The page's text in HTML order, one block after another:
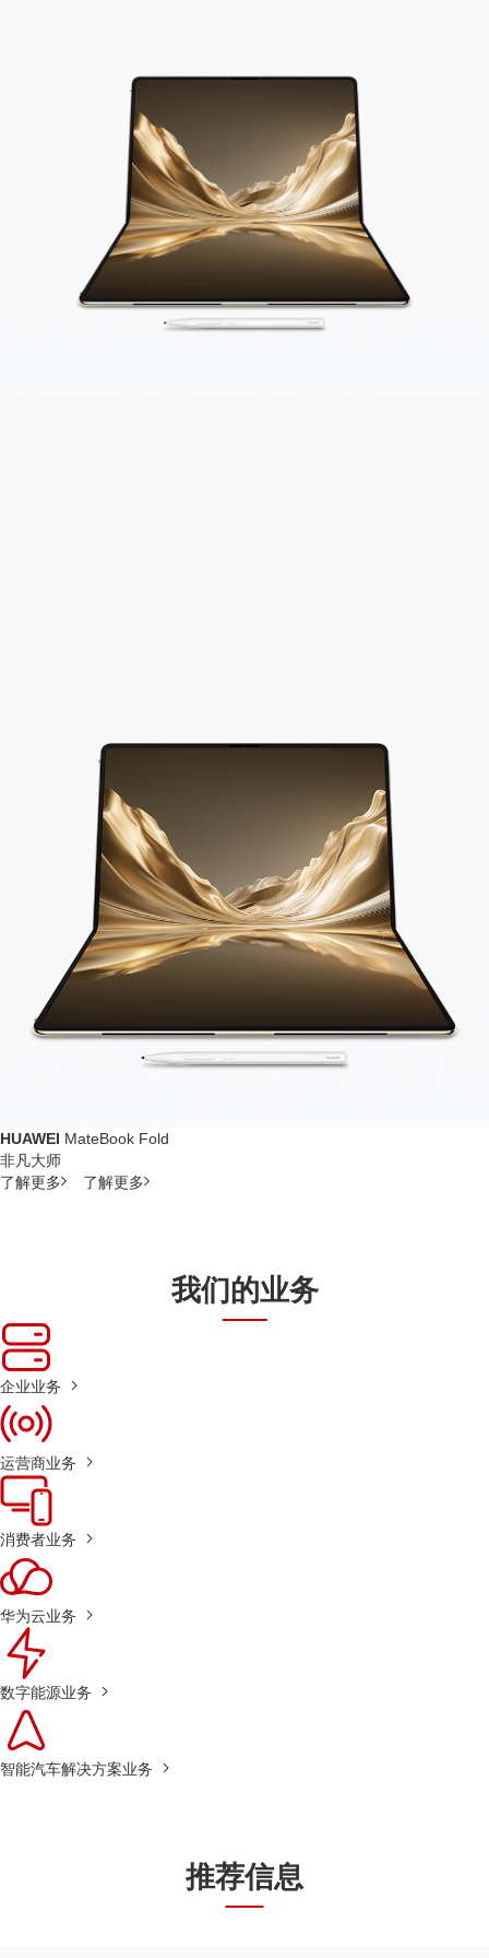
HUAWEI MateBook Fold
非凡大师
了解更多
了解更多
我们的业务
企业业务
运营商业务
消费者业务
华为云业务
数字能源业务
智能汽车解决方案业务
推荐信息